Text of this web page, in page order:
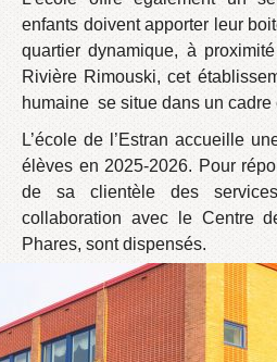
enfants doivent apporter leur
quartier dynamique, à
Rivière Rimouski, cet
humaine se situe dans un cadre
L’école de l’Estran accueille
élèves en 2025-2026. Pour
de sa clientèle des
collaboration avec le Centre
Phares, sont dispensés.